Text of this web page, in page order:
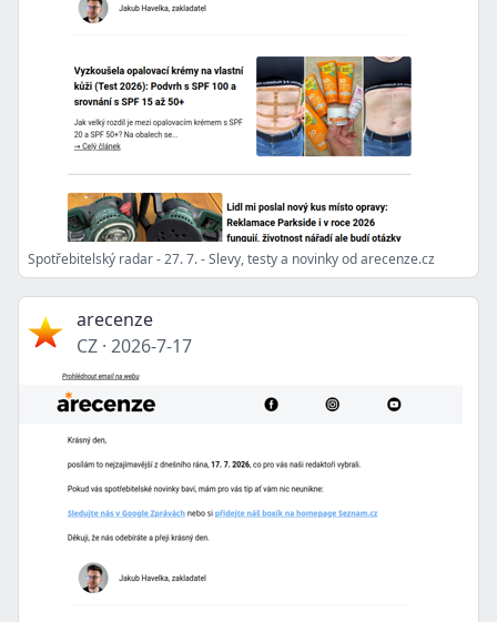
Spotřebitelský radar - 27. 7. - Slevy, testy a novinky od arecenze.cz
arecenze
CZ · 2026-7-17